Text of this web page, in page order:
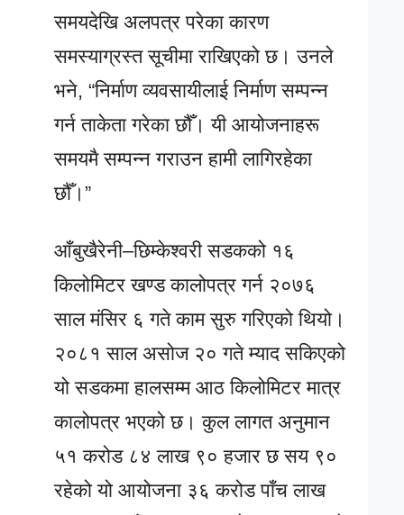
समयदेखि अलपत्र परेका कारण
समस्याग्रस्त सूचीमा राखिएको छ। उनले
भने, “निर्माण व्यवसायीलाई निर्माण सम्पन्न
गर्न ताकेता गरेका छौँ। यी आयोजनाहरू
समयमै सम्पन्न गराउन हामी लागिरहेका
छौँ।”
आँबुखैरेनी–छिम्केश्वरी सडकको १६
किलोमिटर खण्ड कालोपत्र गर्न २०७६
साल मंसिर ६ गते काम सुरु गरिएको थियो।
२०८१ साल असोज २० गते म्याद सकिएको
यो सडकमा हालसम्म आठ किलोमिटर मात्र
कालोपत्र भएको छ। कुल लागत अनुमान
५१ करोड ८४ लाख ९० हजार छ सय ९०
रहेको यो आयोजना ३६ करोड पाँच लाख